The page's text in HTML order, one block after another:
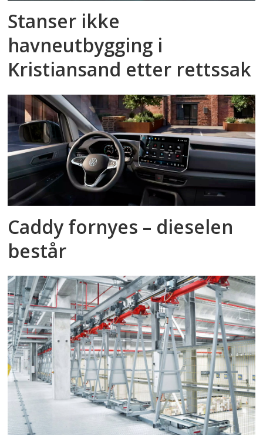
Stanser ikke
havneutbygging i
Kristiansand etter rettssak
Caddy fornyes – dieselen
består